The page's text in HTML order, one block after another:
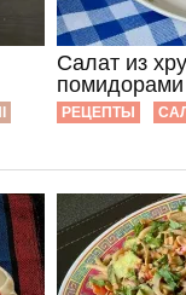
Салат из
помидорами
РЕЦЕПТЫ